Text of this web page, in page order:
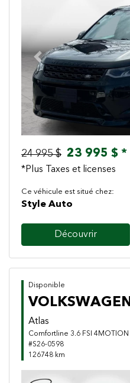
Previous
24 995 $ 23 995 $ *
*Plus Taxes et licenses
Ce véhicule est situé chez:
Style Auto
Découvrir
Disponible
VOLKSWAGEN
Atlas
Comfortline 3.6 FSI 4MOTION
#S26-0598
126748 km